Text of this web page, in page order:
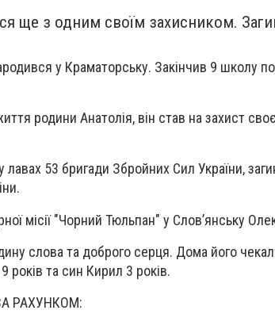
ще з одним своїм захисником.
у Краматорську. Закінчив 9 школу
родини Анатолія, він став на захист
лавах 53 бригади Збройних Сил України,
місії "Чорний Тюльпан" у Слов’янську
слова та доброго серця. Дома його
років та син Кирил 3 років.
РАХУНКОМ: